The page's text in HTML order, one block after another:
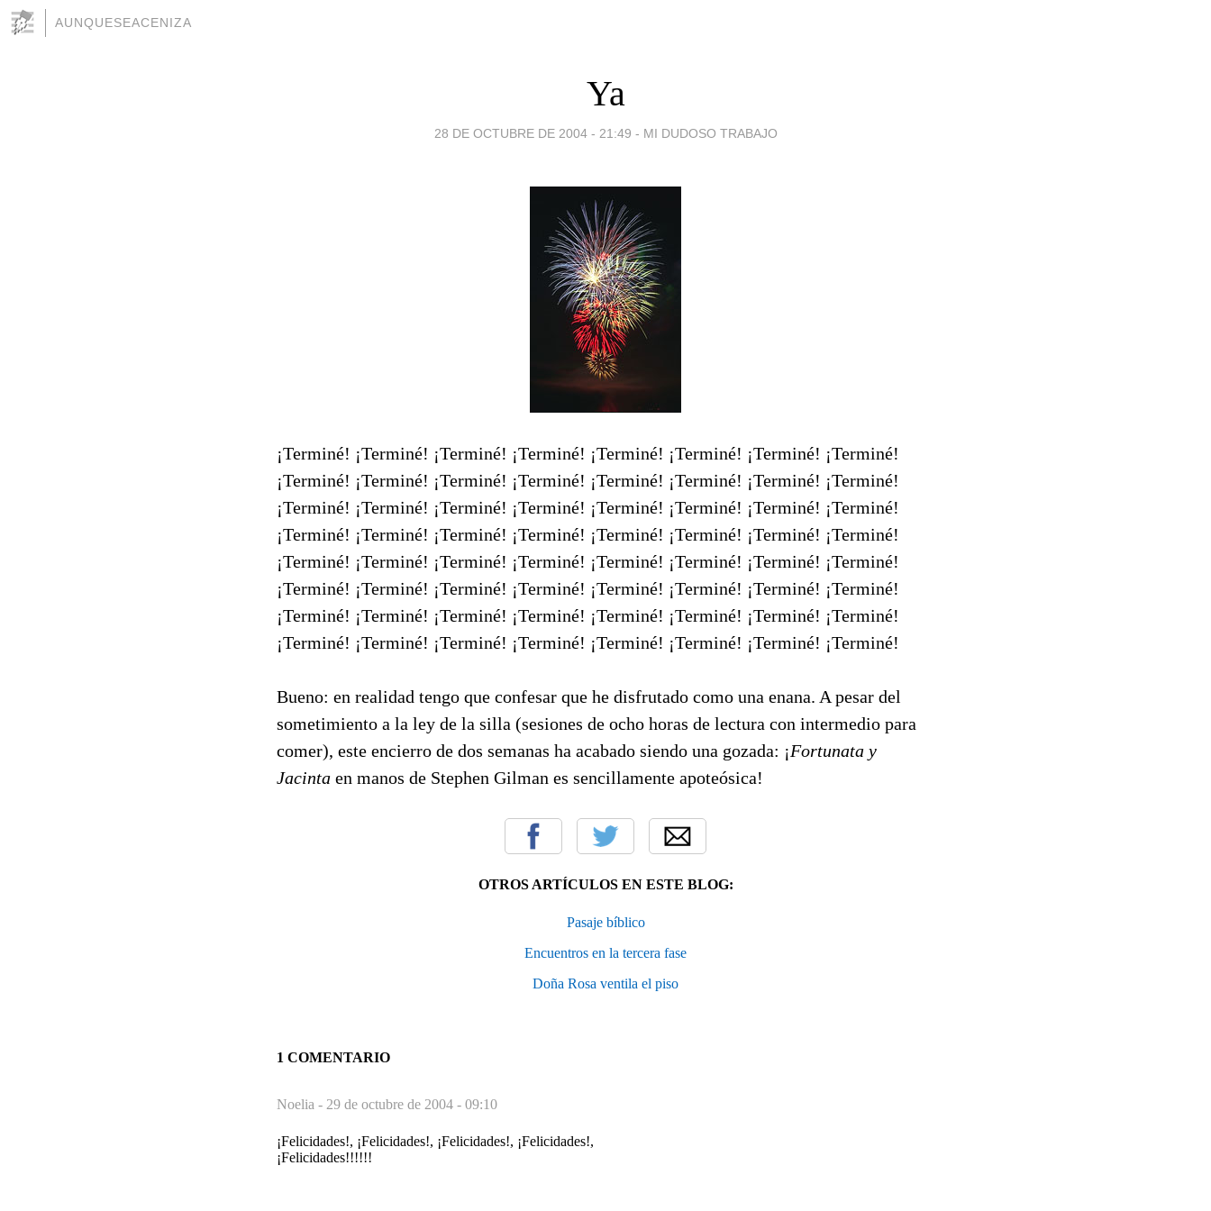
AUNQUESEACENIZA
Ya
28 DE OCTUBRE DE 2004 - 21:49 - MI DUDOSO TRABAJO
¡Terminé! ¡Terminé! ¡Terminé! ¡Terminé! ¡Terminé! ¡Terminé! ¡Terminé! ¡Terminé!
¡Terminé! ¡Terminé! ¡Terminé! ¡Terminé! ¡Terminé! ¡Terminé! ¡Terminé! ¡Terminé!
¡Terminé! ¡Terminé! ¡Terminé! ¡Terminé! ¡Terminé! ¡Terminé! ¡Terminé! ¡Terminé!
¡Terminé! ¡Terminé! ¡Terminé! ¡Terminé! ¡Terminé! ¡Terminé! ¡Terminé! ¡Terminé!
¡Terminé! ¡Terminé! ¡Terminé! ¡Terminé! ¡Terminé! ¡Terminé! ¡Terminé! ¡Terminé!
¡Terminé! ¡Terminé! ¡Terminé! ¡Terminé! ¡Terminé! ¡Terminé! ¡Terminé! ¡Terminé!
¡Terminé! ¡Terminé! ¡Terminé! ¡Terminé! ¡Terminé! ¡Terminé! ¡Terminé! ¡Terminé!
¡Terminé! ¡Terminé! ¡Terminé! ¡Terminé! ¡Terminé! ¡Terminé! ¡Terminé! ¡Terminé!
Bueno: en realidad tengo que confesar que he disfrutado como una enana. A pesar del
sometimiento a la ley de la silla (sesiones de ocho horas de lectura con intermedio para
comer), este encierro de dos semanas ha acabado siendo una gozada: ¡Fortunata y
Jacinta en manos de Stephen Gilman es sencillamente apoteósica!
OTROS ARTÍCULOS EN ESTE BLOG:
Pasaje bíblico
Encuentros en la tercera fase
Doña Rosa ventila el piso
1 COMENTARIO
Noelia - 29 de octubre de 2004 - 09:10
¡Felicidades!, ¡Felicidades!, ¡Felicidades!, ¡Felicidades!,
¡Felicidades!!!!!!